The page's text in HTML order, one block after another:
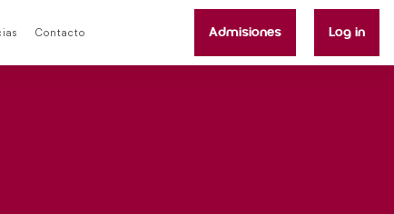
Contacto Admisiones Log in